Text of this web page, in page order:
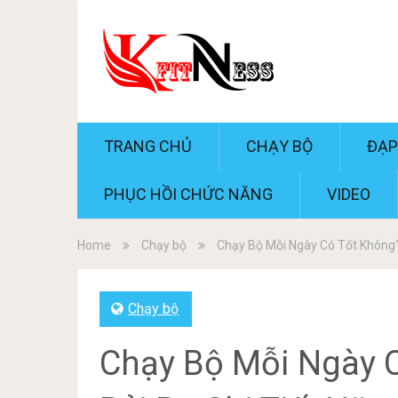
TRANG CHỦ CHẠY BỘ
PHỤC HỒI CHỨC NĂNG VIDEO
Home Chạy bộ Chạy Bộ Mỗi Ngày Có Tốt
Chạy bộ
Chạy Bộ Mỗi Ngày